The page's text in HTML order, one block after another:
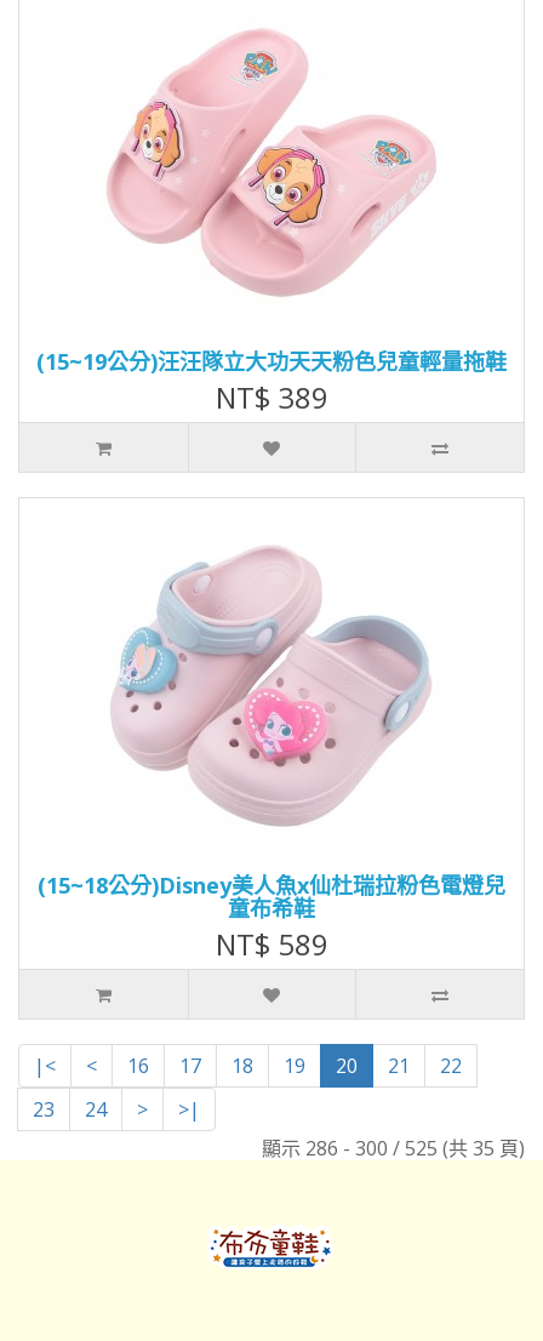
(15~19公分)汪汪隊立大功天天粉色兒童輕量拖鞋
NT$ 389
(15~18公分)Disney美人魚x仙杜瑞拉粉色電燈兒
童布希鞋
NT$ 589
|< < 16 17 18 19 20 21
22
23
24 >
>|
顯示 286 - 300 / 525 (共 35 頁)